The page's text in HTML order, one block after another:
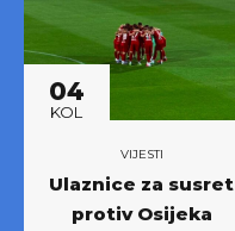
NK Rudeš za
prvoligašku
sezonu 2026/27.!
04
KOL
VIJESTI
Ulaznice za susret
protiv Osijeka